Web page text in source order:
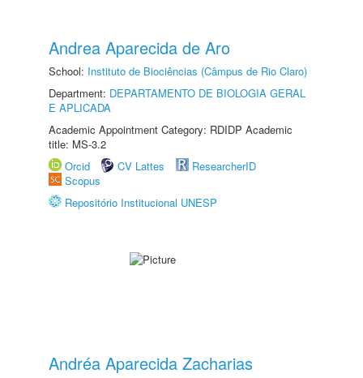
Andrea Aparecida de Aro
School: Instituto de Biociências (Câmpus de Rio Claro)
Department: DEPARTAMENTO DE BIOLOGIA GERAL
E APLICADA
Academic Appointment Category: RDIDP Academic
title: MS-3.2
Orcid
CV Lattes
ResearcherID
Scopus
Repositório Institucional UNESP
Andréa Aparecida Zacharias